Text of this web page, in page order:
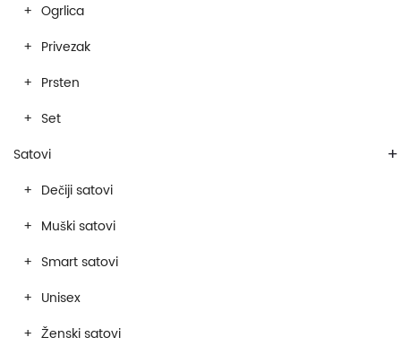
Ogrlica
Privezak
Prsten
Set
+
Satovi
Dečiji satovi
Muški satovi
Smart satovi
Unisex
Ženski satovi